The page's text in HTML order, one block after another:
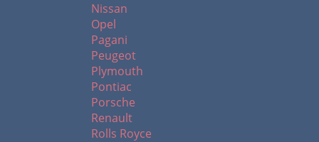
Nissan
Opel
Pagani
Peugeot
Plymouth
Pontiac
Porsche
Renault
Rolls Royce